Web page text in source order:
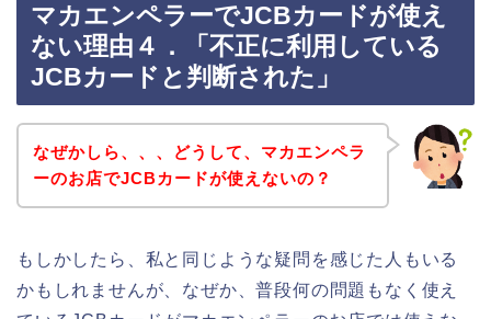
マカエンペラーでJCBカードが使え
ない理由４．「不正に利用している
JCBカードと判断された」
なぜかしら、、、どうして、マカエンペラ
ーのお店でJCBカードが使えないの？
もしかしたら、私と同じような疑問を感じた人もいる
かもしれませんが、なぜか、普段何の問題もなく使え